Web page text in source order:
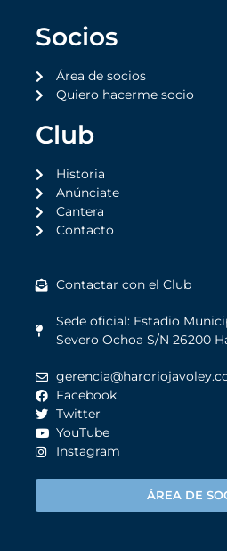
Socios
Área de socios
Quiero hacerme socio
Club
Historia
Anúnciate
Cantera
Contacto
Contactar con el Club
Sede oficial: Estadio
Severo Ochoa S/N 26200
Facebook
Twitter
YouTube
Instagram
ÁREA DE